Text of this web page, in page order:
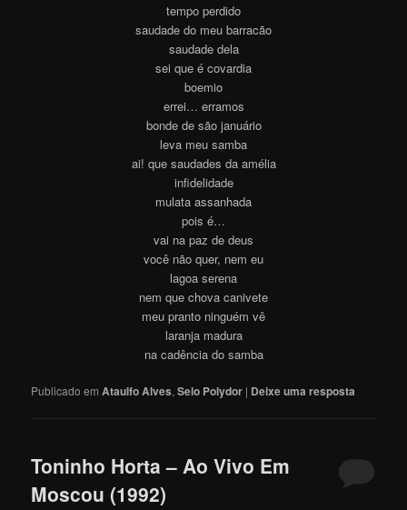
tempo perdido
saudade do meu barracão
saudade dela
sei que é covardia
boemio
errei… erramos
bonde de são januário
leva meu samba
ai! que saudades da amélia
infidelidade
mulata assanhada
pois é…
vai na paz de deus
você não quer, nem eu
lagoa serena
nem que chova canivete
meu pranto ninguém vê
laranja madura
na cadência do samba
Publicado em Ataulfo Alves,Selo Polydor | Deixe uma resposta
Toninho Horta – Ao Vivo Em
Moscou (1992)